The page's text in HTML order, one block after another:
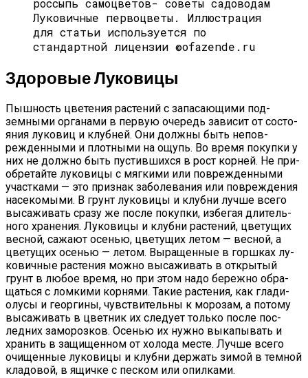
Луковичные первоцветы. Иллюстрация
для статьи используется по
стандартной лицензии ©ofazende.ru
Здо­ровые Лу­кови­цы
Пыш­ность цве­тения рас­те­ний с за­паса­ющи­ми под­
земны­ми ор­га­нами в пер­вую оче­редь за­висит от сос­то­
яния лу­ковиц и клуб­ней. Они дол­жны быть не­пов­
режден­ны­ми и плот­ны­ми на ощупь. Во вре­мя по­куп­ки у
них не дол­жно быть пус­тивших­ся в рост кор­ней. Не при­
об­ре­тай­те лу­кови­цы с мяг­ки­ми или пов­режден­ны­ми
учас­тка­ми — это приз­нак за­боле­вания или пов­режде­ния
на­секо­мыми. В грунт лу­кови­цы и клуб­ни луч­ше все­го
вы­сажи­вать сра­зу же пос­ле по­куп­ки, из­бе­гая дли­тель­
но­го хра­нения. Лу­кови­цы и клуб­ни рас­те­ний, цве­тущих
вес­ной, са­жа­ют осенью, цве­тущих ле­том — вес­ной, а
цве­тущих осенью — ле­том. Вы­ращен­ные в гор­шках лу­
кович­ные рас­те­ния мож­но вы­сажи­вать в от­кры­тый
грунт в лю­бое вре­мя, но при этом на­до бе­реж­но об­ра­
щать­ся с лом­ки­ми кор­ня­ми. Та­кие рас­те­ния, как гла­ди­
олу­сы и ге­ор­ги­ны, чувс­тви­тель­ны к мо­розам, а по­тому
вы­сажи­вать в цвет­ник их сле­ду­ет толь­ко пос­ле пос­
ледних за­мороз­ков. Осенью их нуж­но вы­капы­вать и
хра­нить в за­щищен­ном от хо­лода мес­те. Луч­ше все­го
очи­щен­ные лу­кови­цы и клуб­ни дер­жать зи­мой в тем­ной
кла­довой, в ящич­ке с пес­ком или опил­ка­ми.